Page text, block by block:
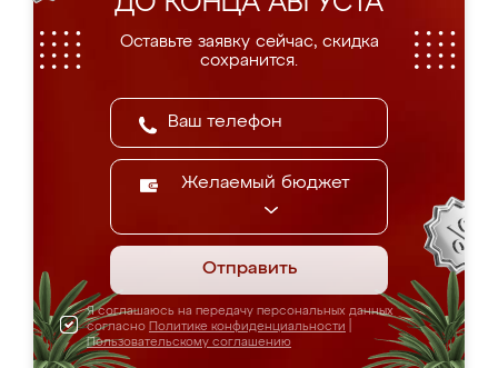
Оставьте заявку сейчас, скидка
сохранится.
Желаемый бюджет
Отправить
Я соглашаюсь на передачу персональных данных
согласно Политике конфиденциальности
Пользовательскому соглашению